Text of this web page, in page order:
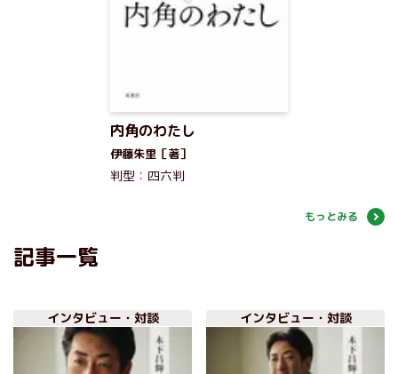
内角のわたし
伊藤朱里［著］
判型：四六判
もっとみる
記事一覧
インタビュー・対談 インタビュー・対談